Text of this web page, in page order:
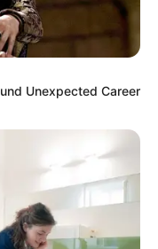
Unexpected Career